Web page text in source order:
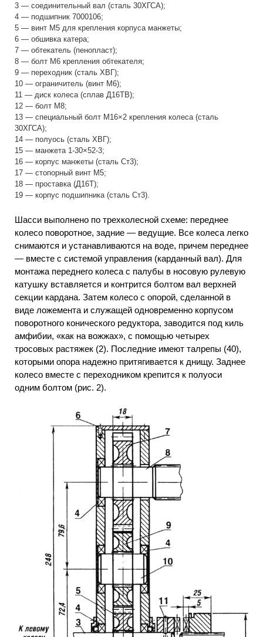
3 — соединительный вал (сталь 30ХГСА);
4 — подшипник 7000106;
5 — винт М5 для крепления корпуса манжеты;
6 — обшивка катера;
7 — обтекатель (пенопласт);
8 — болт М6 крепления обтекателя;
9 — переходник (сталь ХВГ);
10 — ограничитель (винт М6);
11 — диск колеса (сплав Д16ТВ);
12 — болт М8;
13 — специальный болт М16×2 крепления колеса (сталь
30ХГСА);
14 — полуось (сталь ХВГ);
15 — манжета 1-30×52-3;
16 — корпус манжеты (сталь Ст3);
17 — стопорный винт М5;
18 — проставка (Д16Т);
19 — корпус подшипника (сталь Ст3).
Шасси выполнено по трехколесной схеме: переднее
колесо поворотное, задние — ведущие. Все колеса легко
снимаются и устанавливаются на воде, причем переднее
— вместе с системой управления (карданный вал). Для
монтажа переднего колеса с палубы в носовую рулевую
катушку вставляется и контрится болтом вал верхней
секции кардана. Затем колесо с опорой, сделанной в
виде ложемента и служащей одновременно корпусом
поворотного конического редуктора, заводится под киль
амфибии, «как на вожжах», с помощью четырех
тросовых растяжек (2). Последние имеют талрепы (40),
которыми опора надежно притягивается к днищу. Заднее
колесо вместе с переходником крепится к полуоси
одним болтом (рис. 2).